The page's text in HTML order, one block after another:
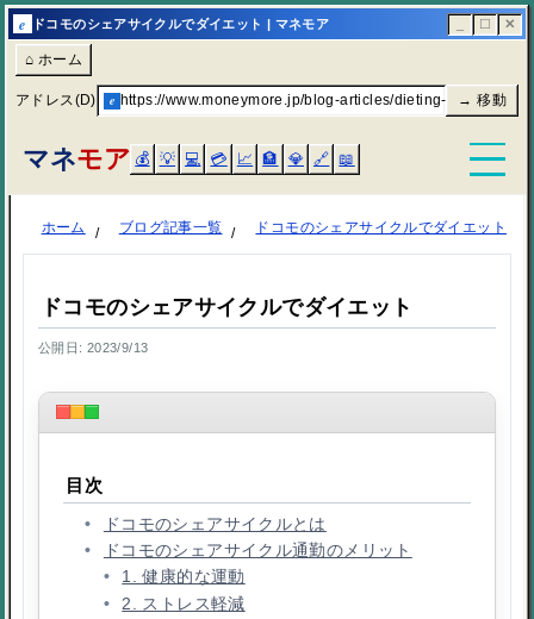
e ドコモのシェアサイクルでダイエット | マネモア ☐ ✕
⌂ ホーム
アドレス(D) e https://www.moneymore.jp/blog-articles/dieting-with-→ 移動
マネモア 💰 💡 💻 💳 📈 🏦 💎 🔗 📖
ホーム ブログ記事一覧 ドコモのシェアサイクルでダイエット
ドコモのシェアサイクルでダイエット
公開日: 2023/9/13
目次
ドコモのシェアサイクルとは
ドコモのシェアサイクル通勤のメリット
1. 健康的な運動
2. ストレス軽減